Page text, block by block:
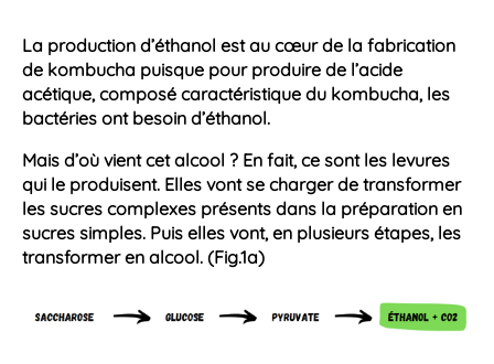
La production d’éthanol est au cœur de la fabrication
de kombucha puisque pour produire de l’acide
acétique, composé caractéristique du kombucha, les
bactéries ont besoin d’éthanol.
Mais d’où vient cetalcool ? En fait, ce sont les levures
qui le produisent. Elles vont se charger de transformer
les sucres complexes présents dans la préparation en
sucres simples. Puis elles vont, en plusieurs étapes, les
transformer en alcool. (Fig.1a)